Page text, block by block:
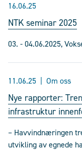
16.06.25
NTK seminar 2025
03. - 04.06.2025,
11.06.25 Om oss
Nye rapporter:
infrastruktur
– Havvindnæringen
utvikling av egnede